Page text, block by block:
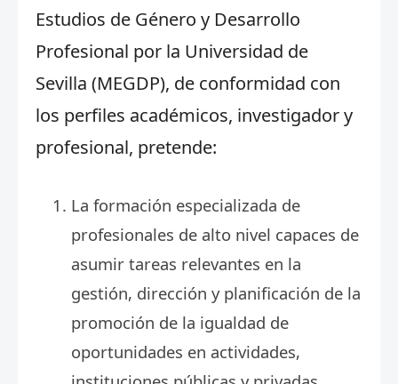
Estudios de Género y Desarrollo
Profesional por la Universidad de
Sevilla (MEGDP), de conformidad con
los perfiles académicos, investigador y
profesional, pretende:
La formación especializada de
profesionales de alto nivel capaces de
asumir tareas relevantes en la
gestión, dirección y planificación de la
promoción de la igualdad de
oportunidades en actividades,